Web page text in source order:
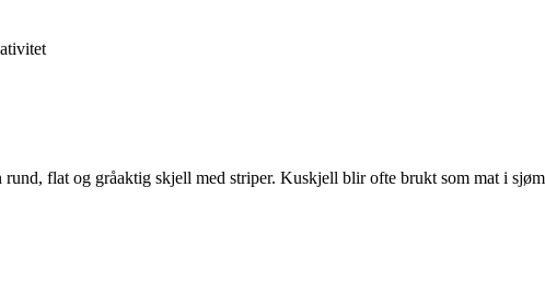
flat og gråaktig skjell med striper. Kuskjell blir ofte brukt som mat i